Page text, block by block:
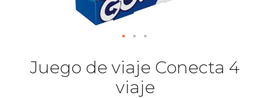
Juego de viaje Conecta 4
viaje